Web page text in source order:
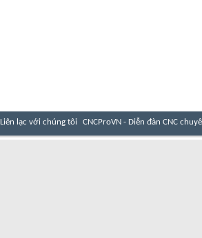
Liên lạc với chúng tôi CNCProVN - Diễn đàn CNC